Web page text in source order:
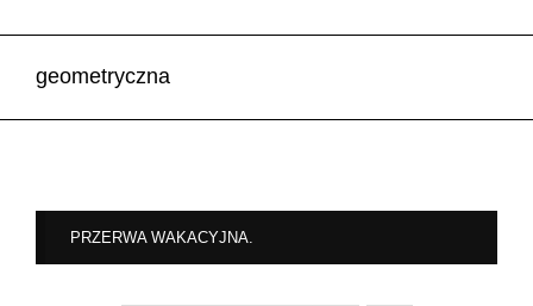
geometryczna
PRZERWA WAKACYJNA.